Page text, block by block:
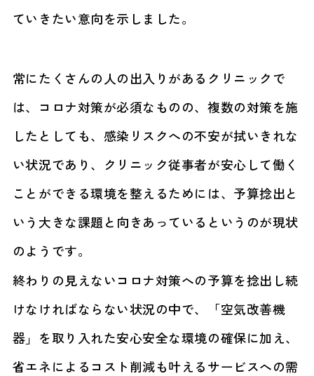
ていきたい意向を示しました。
常にたくさんの人の出入りがあるクリニックで
は、コロナ対策が必須なものの、複数の対策を施
したとしても、感染リスクへの不安が拭いきれな
い状況であり、クリニック従事者が安心して働く
ことができる環境を整えるためには、予算捻出と
いう大きな課題と向きあっているというのが現状
のようです。
終わりの見えないコロナ対策への予算を捻出し続
けなければならない状況の中で、「空気改善機
器」を取り入れた安心安全な環境の確保に加え、
省エネによるコスト削減も叶えるサービスへの需